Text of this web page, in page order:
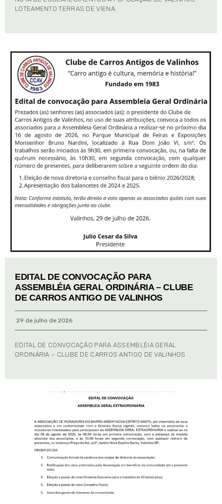
LOTEAMENTO TERRAS DE VIENA
EDITAL DE CONVOCAÇÃO PARA
ASSEMBLÉIA GERAL ORDINÁRIA – CLUBE
DE CARROS ANTIGO DE VALINHOS
29 de julho de 2026
EDITAL DE CONVOCAÇÃO PARA ASSEMBLÉIA GERAL
ORDINÁRIA – CLUBE DE CARROS ANTIGO DE VALINHOS